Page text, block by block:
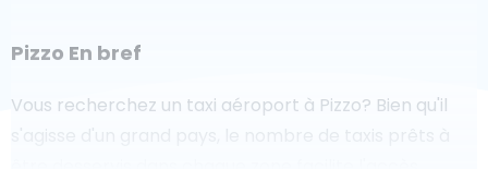
Pizzo En bref
Vous recherchez un taxi aéroport à Pizzo? Bien qu'il
s'agisse d'un grand pays, le nombre de taxis prêts à